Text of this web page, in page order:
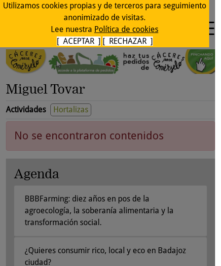
Utilizamos cookies propias y de terceros para seguimiento
anonimizado de visitas.
Lee nuestra Política de cookies
[ ACEPTAR ] [ RECHAZAR ]
Miguel Tovar
Actividades Hortalizas
No se encontraron contenidos
Agenda
BBBFarming: diez años en pos de la
agroecología, la soberanía alimentaria y la
transformación social.
¿Quieres consumir rico, local y eco en Badajoz
ciudad?